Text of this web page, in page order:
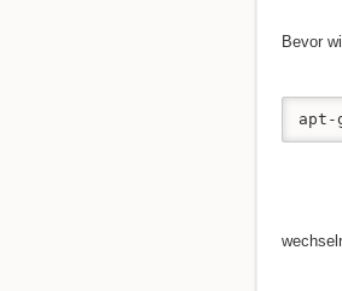
Bevor
apt-